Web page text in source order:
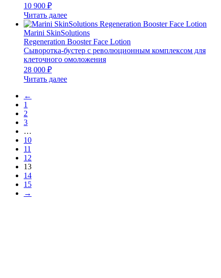
10 900 ₽
Читать далее
Marini SkinSolutions
Regeneration Booster Face Lotion
Сыворотка-бустер с революционным комплексом для
клеточного омоложения
28 000 ₽
Читать далее
←
1
2
3
…
10
11
12
13
14
15
→